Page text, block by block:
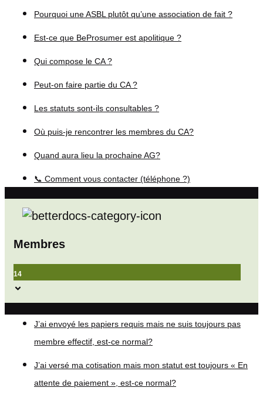
Pourquoi une ASBL plutôt qu’une association de fait ?
Est-ce que BeProsumer est apolitique ?
Qui compose le CA ?
Peut-on faire partie du CA ?
Les statuts sont-ils consultables ?
Où puis-je rencontrer les membres du CA?
Quand aura lieu la prochaine AG?
📞 Comment vous contacter (téléphone ?)
Membres
14
J’ai envoyé les papiers requis mais ne suis toujours pas
membre effectif, est-ce normal?
J’ai versé ma cotisation mais mon statut est toujours « En
attente de paiement », est-ce normal?